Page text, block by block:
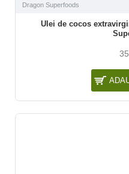
Dragon Superfoods
Ulei de cocos